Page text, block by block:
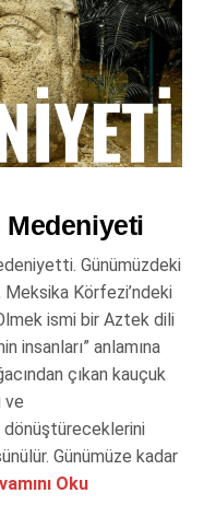
Günümüzdeki
Körfezi’ndeki
ismi bir Aztek dili
insanları” anlamına
çıkan kauçuk
ve
Günümüze kadar
Oku